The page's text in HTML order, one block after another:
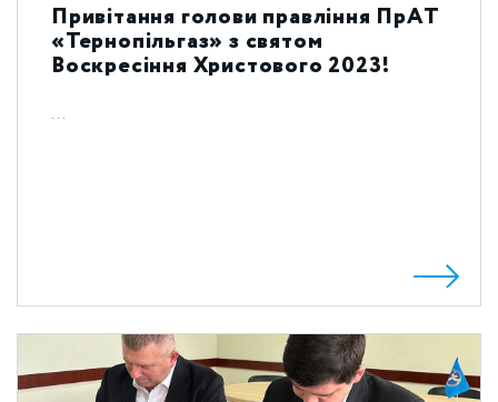
Привітання голови правління ПрАТ
«Тернопільгаз» з святом
Воскресіння Христового 2023!
...